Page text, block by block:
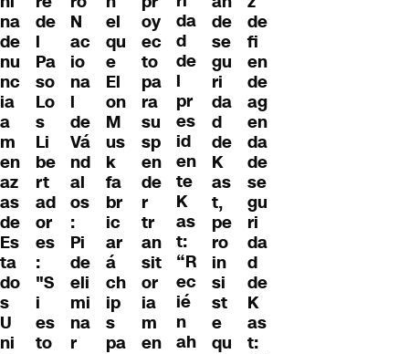
na
de
nu
nc
ia
a
m
en
az
as
de
Es
ta
do
s
U
ni
de
l
Pa
so
Lo
s
Li
be
rt
ad
or
es
:
"S
i
es
to
N
ac
io
na
l
de
Vá
nd
al
os
:
Pi
de
eli
mi
na
r
el
qu
e
El
on
M
us
k
fa
br
ic
ar
á
ch
ip
s
pa
oy
ec
to
pa
ra
su
sp
en
de
r
tr
an
sit
or
ia
m
en
da
d
de
l
pr
es
id
en
te
K
as
t:
“R
ec
ié
n
ah
de
se
gu
ri
da
d
de
K
as
t,
pe
ro
in
si
st
e
qu
de
fi
en
de
ag
en
da
de
se
gu
ri
da
d
de
K
as
t: